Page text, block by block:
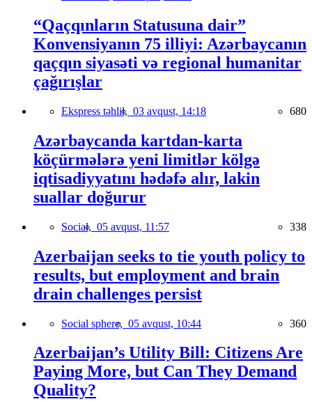
“Qaçqınların Statusuna dair”
Konvensiyanın 75 illiyi: Azərbaycanın
qaçqın siyasəti və regional humanitar
çağırışlar
Ekspress təhlil, 03 avqust, 14:18 680
Azərbaycanda kartdan-karta
köçürmələrə yeni limitlər kölgə
iqtisadiyyatını hədəfə alır, lakin
suallar doğurur
Social, 05 avqust, 11:57 338
Azerbaijan seeks to tie youth policy to
results, but employment and brain
drain challenges persist
Social sphere, 05 avqust, 10:44 360
Azerbaijan’s Utility Bill: Citizens Are
Paying More, but Can They Demand
Quality?